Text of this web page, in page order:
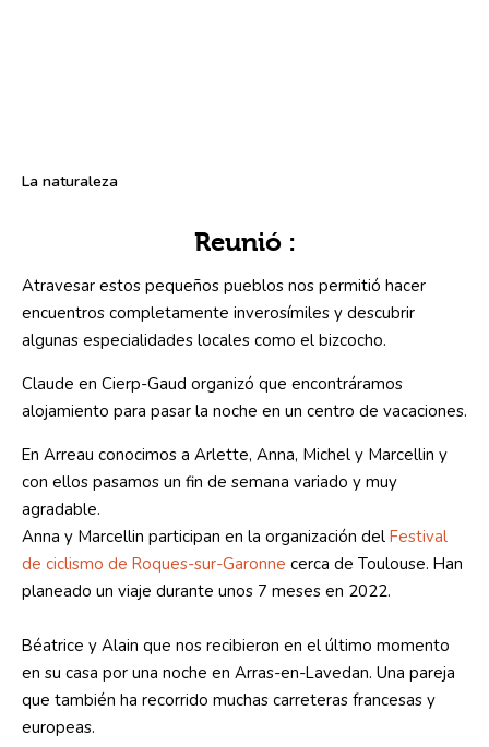
La naturaleza
Reunió :
Atravesar estos pequeños pueblos nos permitió hacer
encuentros completamente inverosímiles y descubrir
algunas especialidades locales como el bizcocho.
Claude en Cierp-Gaud organizó que encontráramos
alojamiento para pasar la noche en un centro de vacaciones.
En Arreau conocimos a Arlette, Anna, Michel y Marcellin y
con ellos pasamos un fin de semana variado y muy
agradable.
Anna y Marcellin participan en la organización del Festival
de ciclismo de Roques-sur-Garonne cerca de Toulouse. Han
planeado un viaje durante unos 7 meses en 2022.
Béatrice y Alain que nos recibieron en el último momento
en su casa por una noche en Arras-en-Lavedan. Una pareja
que también ha recorrido muchas carreteras francesas y
europeas.